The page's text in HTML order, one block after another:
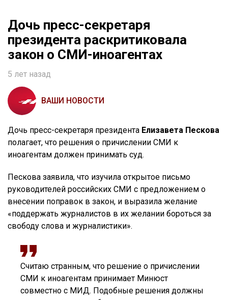
Дочь пресс-секретаря
президента раскритиковала
закон о СМИ-иноагентах
5 лет назад
ВАШИ НОВОСТИ
Дочь пресс-секретаря президента Елизавета Пескова
полагает, что решения о причислении СМИ к
иноагентам должен принимать суд.
Пескова заявила, что изучила открытое письмо
руководителей российских СМИ с предложением о
внесении поправок в закон, и выразила желание
«поддержать журналистов в их желании бороться за
свободу слова и журналистики».
Считаю странным, что решение о причислении
СМИ к иноагентам принимает Минюст
совместно с МИД. Подобные решения должны